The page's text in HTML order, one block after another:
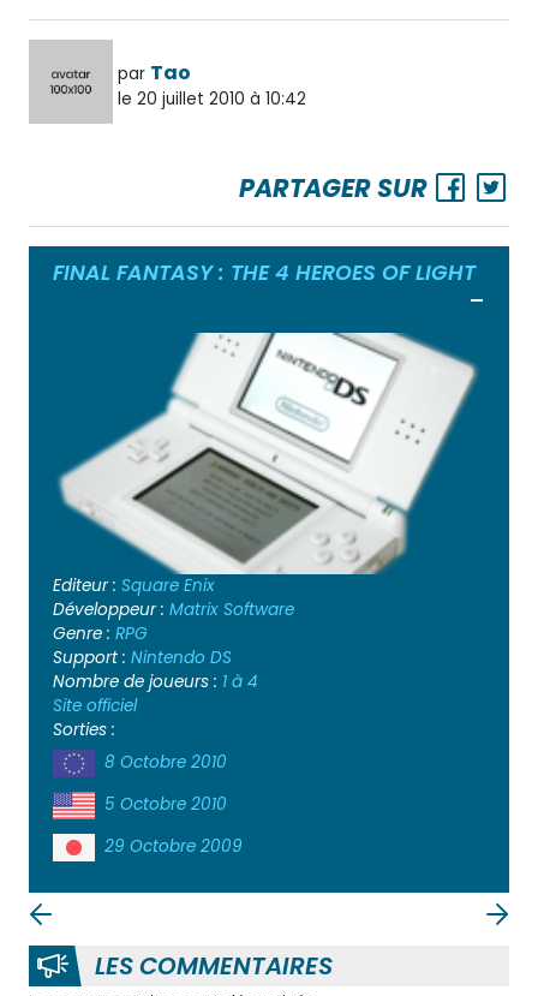
par Tao
le 20 juillet 2010 à 10:42
PARTAGER SUR
FINAL FANTASY : THE 4 HEROES OF LIGHT
Editeur : Square Enix
Développeur : Matrix Software
Genre : RPG
Support : Nintendo DS
Nombre de joueurs : 1 à 4
Site officiel
Sorties :
8 Octobre 2010
5 Octobre 2010
29 Octobre 2009
LES COMMENTAIRES